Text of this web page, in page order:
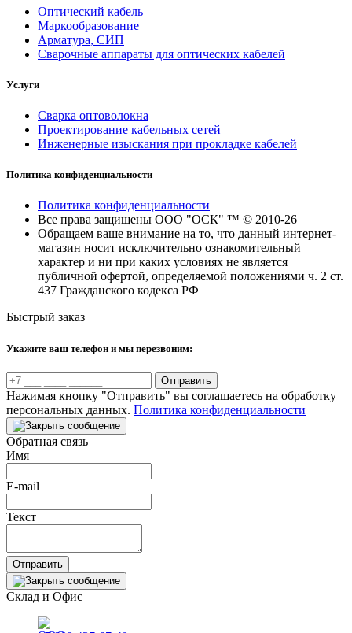
Оптический кабель
Маркообразование
Арматура, СИП
Сварочные аппараты для оптических кабелей
Услуги
Сварка оптоволокна
Проектирование кабельных сетей
Инженерные изыскания при прокладке кабелей
Политика конфиденциальности
Политика конфиденциальности
Все права защищены ООО "ОСК" ™ © 2010-26
Обращаем ваше внимание на то, что данный интернет-
магазин носит исключительно ознакомительный
характер и ни при каких условиях не является
публичной офертой, определяемой положениями ч. 2 ст.
437 Гражданского кодекса РФ
Быстрый заказ
Укажите ваш телефон и мы перезвоним:
Отправить
Нажимая кнопку "Отправить" вы соглашаетесь на обработку
персональных данных. Политика конфиденциальности
Обратная связь
Имя
E-mail
Текст
Отправить
Склад и Офис